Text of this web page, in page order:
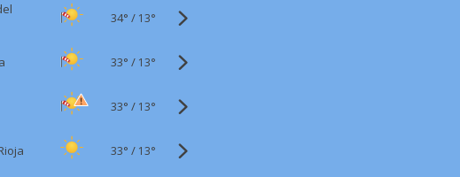
34° / 13°
33° / 13°
33° / 13°
33° / 13°